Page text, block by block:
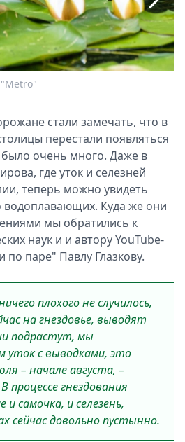
стали замечать, что в
перестали появляться
было очень много. Даже в
где уток и селезней
теперь можно увидеть
водоплавающих. Куда же они
мы обратились к
наук и и автору YouTube-
по паре" Павлу Глазкову.
плохого не случилось,
на гнездовье, выводят
подрастут, мы
уток с выводками, это
– начале августа, –
процессе гнездования
самочка, и селезень,
сейчас довольно пустынно.